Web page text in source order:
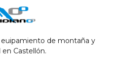
euipamiento de montaña y
Castellón.